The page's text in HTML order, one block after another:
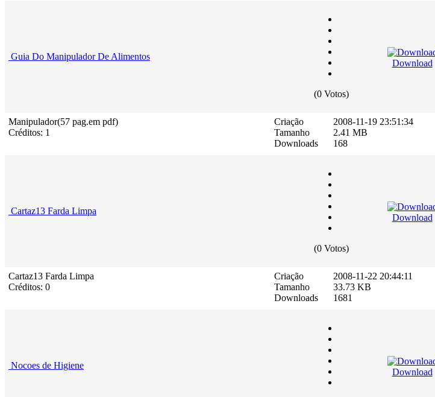
Guia Do Manipulador De Alimentos
(0 Votos)
Download
Manipulador(57 pag.em pdf)
Créditos: 1
Criação
Tamanho
Downloads
2008-11-19 23:51:34
2.41 MB
168
Cartaz13 Farda Limpa
(0 Votos)
Download
Cartaz13 Farda Limpa
Créditos: 0
Criação
Tamanho
Downloads
2008-11-22 20:44:11
33.73 KB
1681
Nocoes de Higiene
Download